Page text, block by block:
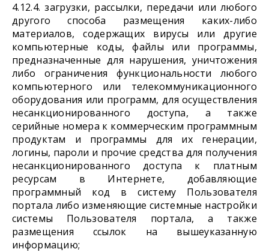
4.12.4. загрузки, рассылки, передачи или любого
другого способа размещения каких-либо
материалов, содержащих вирусы или другие
компьютерные коды, файлы или программы,
предназначенные для нарушения, уничтожения
либо ограничения функциональности любого
компьютерного или телекоммуникационного
оборудования или программ, для осуществления
несанкционированного доступа, а также
серийные номера к коммерческим программным
продуктам и программы для их генерации,
логины, пароли и прочие средства для получения
несанкционированного доступа к платным
ресурсам в Интернете, добавляющие
программный код в систему Пользователя
портала либо изменяющие системные настройки
системы Пользователя портала, а также
размещения ссылок на вышеуказанную
информацию;